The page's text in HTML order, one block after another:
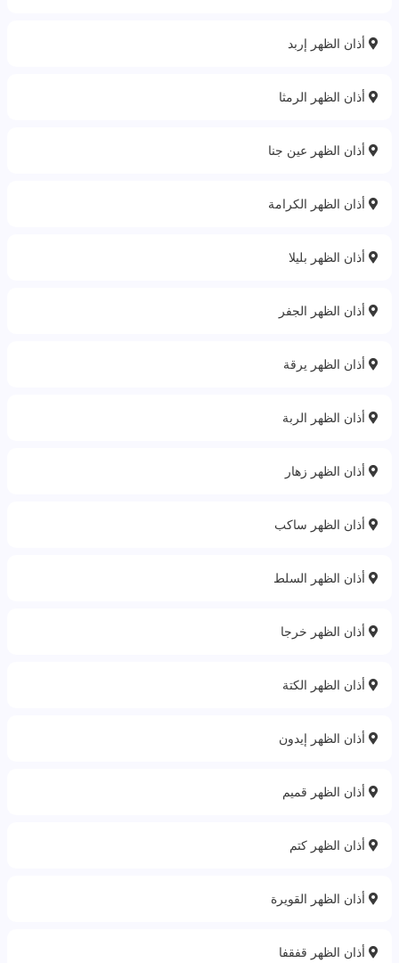
أذان الظهر إربد
أذان الظهر الرمثا
أذان الظهر عين جنا
أذان الظهر الكرامة
أذان الظهر بليلا
أذان الظهر الجفر
أذان الظهر يرقة
أذان الظهر الربة‎
أذان الظهر زهار
أذان الظهر ساكب
أذان الظهر السلط
أذان الظهر خرجا
أذان الظهر الكتة
أذان الظهر إيدون
أذان الظهر قميم
أذان الظهر كتم
أذان الظهر القويرة
أذان الظهر قفقفا